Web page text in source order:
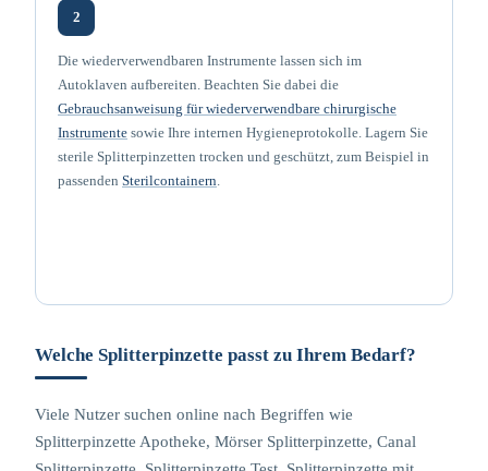
2
Die wiederverwendbaren Instrumente lassen sich im
Autoklaven aufbereiten. Beachten Sie dabei die
Gebrauchsanweisung für wiederverwendbare chirurgische
Instrumente sowie Ihre internen Hygieneprotokolle. Lagern Sie
sterile Splitterpinzetten trocken und geschützt, zum Beispiel in
passenden Sterilcontainern.
Welche Splitterpinzette passt zu Ihrem Bedarf?
Viele Nutzer suchen online nach Begriffen wie
Splitterpinzette Apotheke, Mörser Splitterpinzette, Canal